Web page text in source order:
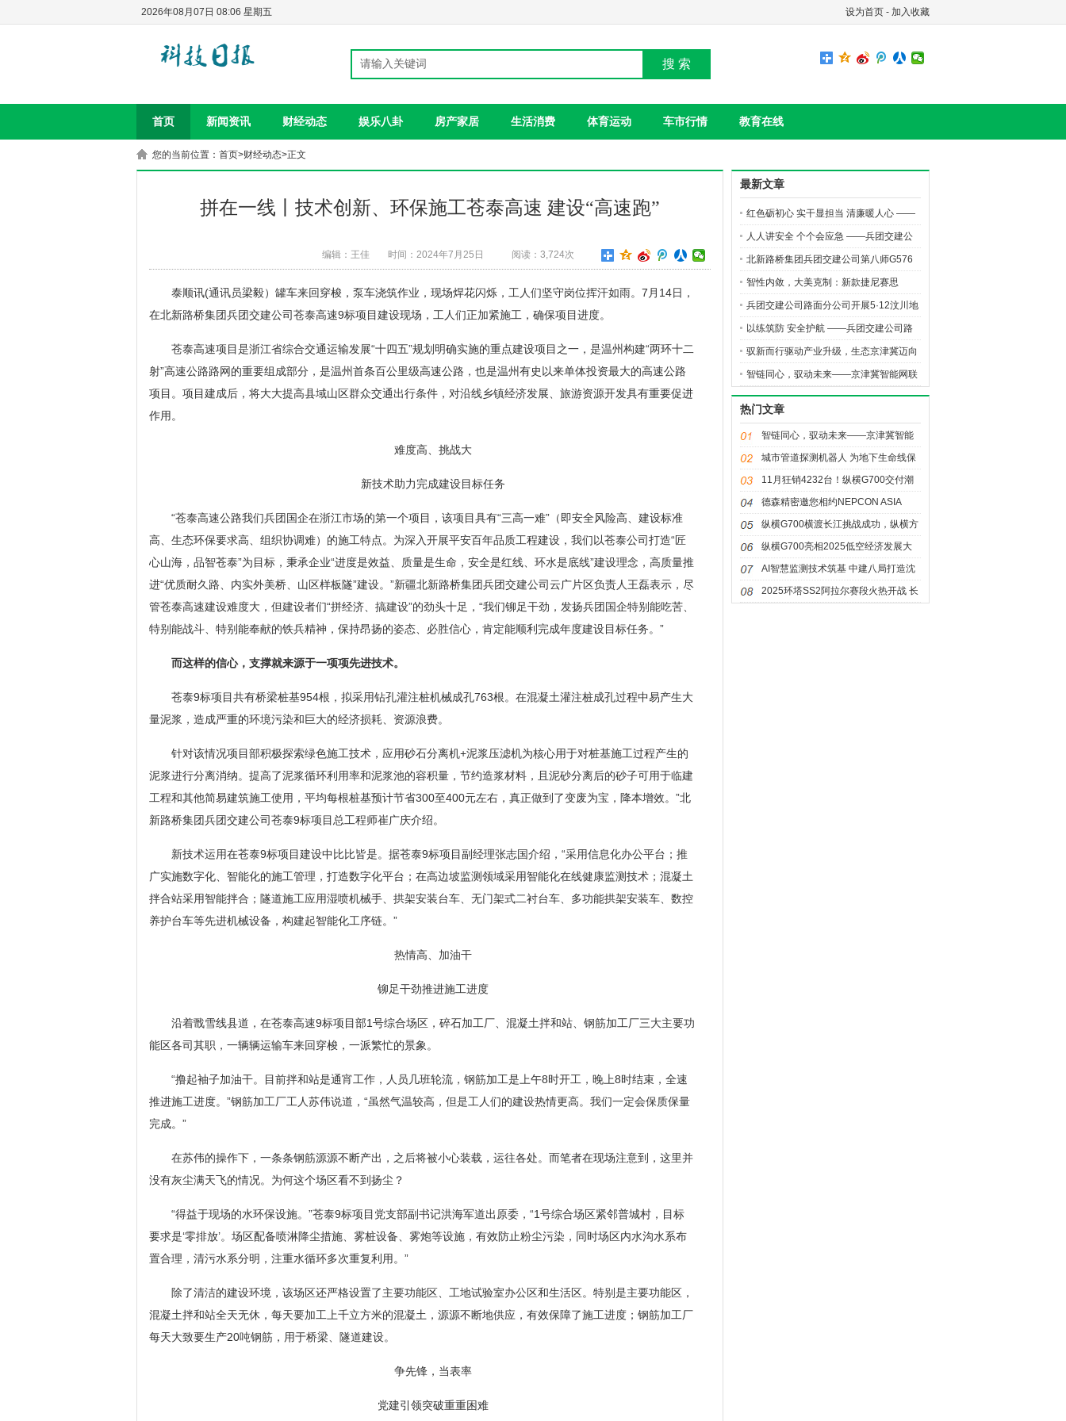
设为首页 - 加入收藏
2026年08月07日 08:06 星期五
搜 索
首页 新闻资讯 财经动态 娱乐八卦 房产家居 生活消费 体育运动 车市行情 教育在线
您的当前位置： 首页>财经动态>正文
拼在一线丨技术创新、环保施工苍泰高速 建设“高速跑”
编辑：王佳 时间：2024年7月25日 阅读：3,724次
泰顺讯(通讯员梁毅）罐车来回穿梭，泵车浇筑作业，现场焊花闪烁，工人们坚守岗位挥汗如雨。7月14日，
在北新路桥集团兵团交建公司苍泰高速9标项目建设现场，工人们正加紧施工，确保项目进度。
苍泰高速项目是浙江省综合交通运输发展“十四五”规划明确实施的重点建设项目之一，是温州构建“两环十二
射”高速公路路网的重要组成部分，是温州首条百公里级高速公路，也是温州有史以来单体投资最大的高速公路
项目。项目建成后，将大大提高县域山区群众交通出行条件，对沿线乡镇经济发展、旅游资源开发具有重要促进
作用。
难度高、挑战大
新技术助力完成建设目标任务
“苍泰高速公路我们兵团国企在浙江市场的第一个项目，该项目具有“三高一难”（即安全风险高、建设标准
高、生态环保要求高、组织协调难）的施工特点。为深入开展平安百年品质工程建设，我们以苍泰公司打造“匠
心山海，品智苍泰”为目标，秉承企业“进度是效益、质量是生命，安全是红线、环水是底线”建设理念，高质量推
进“优质耐久路、内实外美桥、山区样板隧”建设。”新疆北新路桥集团兵团交建公司云广片区负责人王磊表示，尽
管苍泰高速建设难度大，但建设者们“拼经济、搞建设”的劲头十足，“我们铆足干劲，发扬兵团国企特别能吃苦、
特别能战斗、特别能奉献的铁兵精神，保持昂扬的姿态、必胜信心，肯定能顺利完成年度建设目标任务。”
而这样的信心，支撑就来源于一项项先进技术。
苍泰9标项目共有桥梁桩基954根，拟采用钻孔灌注桩机械成孔763根。在混凝土灌注桩成孔过程中易产生大
量泥浆，造成严重的环境污染和巨大的经济损耗、资源浪费。
针对该情况项目部积极探索绿色施工技术，应用砂石分离机+泥浆压滤机为核心用于对桩基施工过程产生的
泥浆进行分离消纳。提高了泥浆循环利用率和泥浆池的容积量，节约造浆材料，且泥砂分离后的砂子可用于临建
工程和其他简易建筑施工使用，平均每根桩基预计节省300至400元左右，真正做到了变废为宝，降本增效。”北
新路桥集团兵团交建公司苍泰9标项目总工程师崔广庆介绍。
新技术运用在苍泰9标项目建设中比比皆是。据苍泰9标项目副经理张志国介绍，“采用信息化办公平台；推
广实施数字化、智能化的施工管理，打造数字化平台；在高边坡监测领域采用智能化在线健康监测技术；混凝土
拌合站采用智能拌合；隧道施工应用湿喷机械手、拱架安装台车、无门架式二衬台车、多功能拱架安装车、数控
养护台车等先进机械设备，构建起智能化工序链。”
热情高、加油干
铆足干劲推进施工进度
沿着戬雪线县道，在苍泰高速9标项目部1号综合场区，碎石加工厂、混凝土拌和站、钢筋加工厂三大主要功
能区各司其职，一辆辆运输车来回穿梭，一派繁忙的景象。
“撸起袖子加油干。目前拌和站是通宵工作，人员几班轮流，钢筋加工是上午8时开工，晚上8时结束，全速
推进施工进度。”钢筋加工厂工人苏伟说道，“虽然气温较高，但是工人们的建设热情更高。我们一定会保质保量
完成。”
在苏伟的操作下，一条条钢筋源源不断产出，之后将被小心装载，运往各处。而笔者在现场注意到，这里并
没有灰尘满天飞的情况。为何这个场区看不到扬尘？
“得益于现场的水环保设施。”苍泰9标项目党支部副书记洪海军道出原委，“1号综合场区紧邻普城村，目标
要求是‘零排放’。场区配备喷淋降尘措施、雾桩设备、雾炮等设施，有效防止粉尘污染，同时场区内水沟水系布
置合理，清污水系分明，注重水循环多次重复利用。”
除了清洁的建设环境，该场区还严格设置了主要功能区、工地试验室办公区和生活区。特别是主要功能区，
混凝土拌和站全天无休，每天要加工上千立方米的混凝土，源源不断地供应，有效保障了施工进度；钢筋加工厂
每天大致要生产20吨钢筋，用于桥梁、隧道建设。
争先锋，当表率
党建引领突破重重困难
最新文章
红色砺初心 实干显担当 清廉暖人心 ——
路面分公司开展党风廉政教育月主题党日
活动
人人讲安全 个个会应急 ——兵团交建公
司路面分公司开展“安全生产月”高空坠落
应急演练
北新路桥集团兵团交建公司第八师G576
二标项目玛纳斯河大桥沥青摊铺有序推进
智性内敛，大美克制：新款捷尼赛思
GV70的“高智感”美学
兵团交建公司路面分公司开展5·12汶川地
震遇难同胞默哀活动
以练筑防 安全护航 ——兵团交建公司路
面分公司开展火灾及触电应急演练活动
驭新而行驱动产业升级，生态京津冀迈向
全球高端汽车价值链高地
智链同心，驭动未来——京津冀智能网联
新能源汽车主题对接活动暨生态港招商推
介会盛大亮相
热门文章
智链同心，驭动未来——京津冀智能
网联新能源汽车主题对接活动暨生态
港招商推介会盛大亮相
城市管道探测机器人 为地下生命线保
驾护航
11月狂销4232台！纵横G700交付潮
至，首批车主提车见证热销
德森精密邀您相约NEPCON ASIA
2025：共赴一站式电子智造盛宴
纵横G700横渡长江挑战成功，纵横方
舟技术打破出行边界
纵横G700亮相2025低空经济发展大
会，全领域开拓新边界
AI智慧监测技术筑基 中建八局打造沈
阳城市排水“科技+效率”新标杆
2025环塔SS2阿拉尔赛段火热开战 长